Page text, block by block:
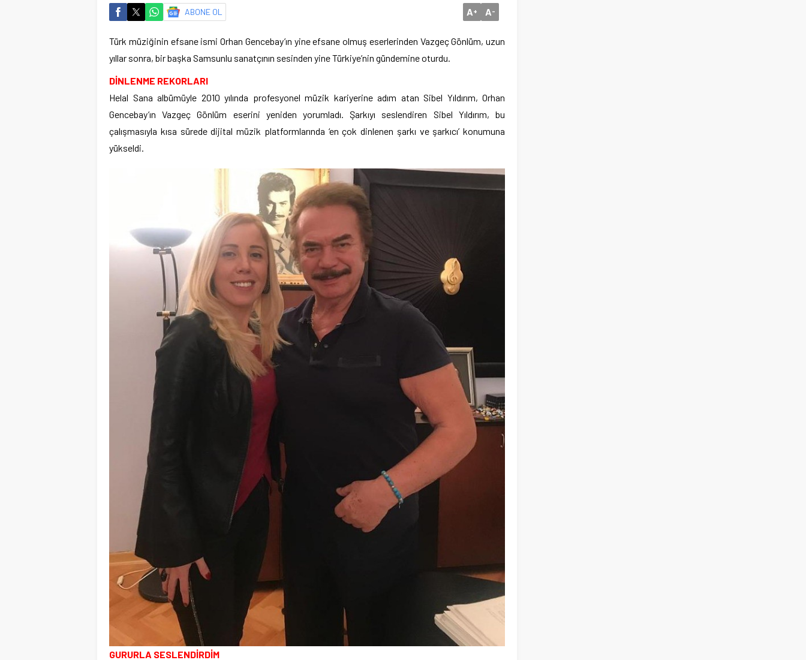
ABONE OL A+ A-
Türk müziğinin efsane ismi Orhan Gencebay’ın yine efsane olmuş eserlerinden Vazgeç Gönlüm, uzun
yıllar sonra, bir başka Samsunlu sanatçının sesinden yine Türkiye’nin gündemine oturdu.
DİNLENME REKORLARI
Helal Sana albümüyle 2010 yılında profesyonel müzik kariyerine adım atan Sibel Yıldırım, Orhan
Gencebay’ın Vazgeç Gönlüm eserini yeniden yorumladı. Şarkıyı seslendiren Sibel Yıldırım, bu
çalışmasıyla kısa sürede dijital müzik platformlarında ‘en çok dinlenen şarkı ve şarkıcı’ konumuna
yükseldi.
GURURLA SESLENDİRDİM